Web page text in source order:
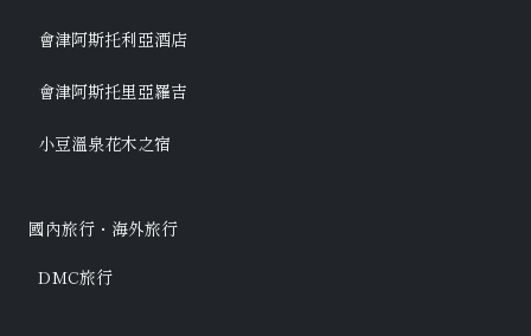
會津阿斯托利亞酒店
會津阿斯托里亞羅吉
小豆溫泉花木之宿
國內旅行・海外旅行
DMC旅行